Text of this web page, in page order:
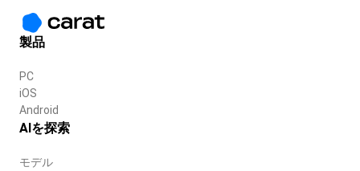
製品
PC
iOS
Android
AIを探索
モデル